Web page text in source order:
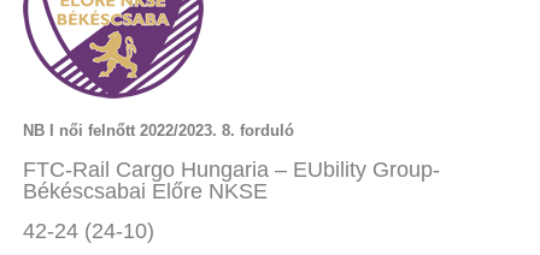
NB I női felnőtt 2022/2023. 8. forduló
FTC-Rail Cargo Hungaria – EUbility Group-
Békéscsabai Előre NKSE
42-24 (24-10)